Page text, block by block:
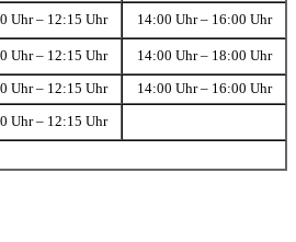
Uhr – 12:15 Uhr 14:00 Uhr – 16:00 Uhr
Uhr – 12:15 Uhr 14:00 Uhr – 18:00 Uhr
Uhr – 12:15 Uhr 14:00 Uhr – 16:00 Uhr
Uhr – 12:15 Uhr